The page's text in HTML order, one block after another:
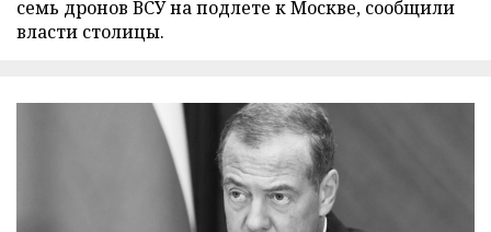
семь дронов ВСУ на подлете к Москве, сообщили
власти столицы.